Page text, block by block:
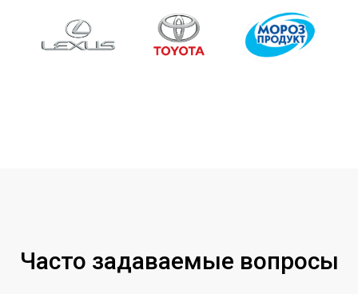
Часто задаваемые вопросы